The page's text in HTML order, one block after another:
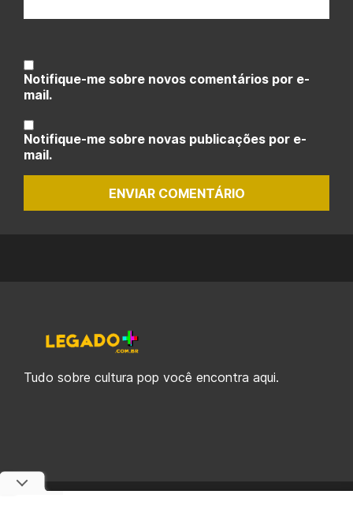
Notifique-me sobre novos comentários por e-
mail.
Notifique-me sobre novas publicações por e-
mail.
ENVIAR COMENTÁRIO
Tudo sobre cultura pop você encontra aqui.